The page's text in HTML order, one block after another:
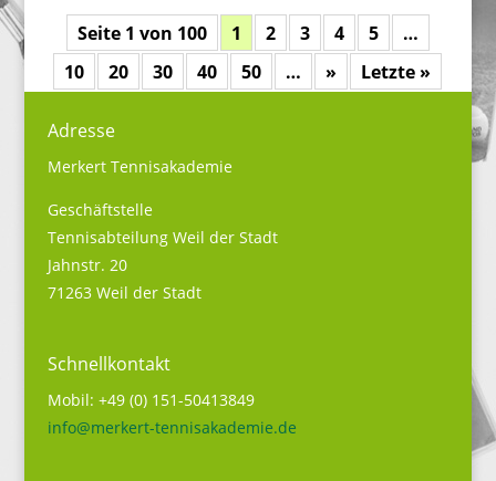
Seite 1 von 100 1 2 3 4 5
…
10
20 30 40 50 … » Letzte »
Adresse
Merkert Tennisakademie
Geschäftstelle
Tennisabteilung Weil der Stadt
Jahnstr. 20
71263 Weil der Stadt
Schnellkontakt
Mobil: +49 (0) 151-50413849
info@merkert-tennisakademie.de